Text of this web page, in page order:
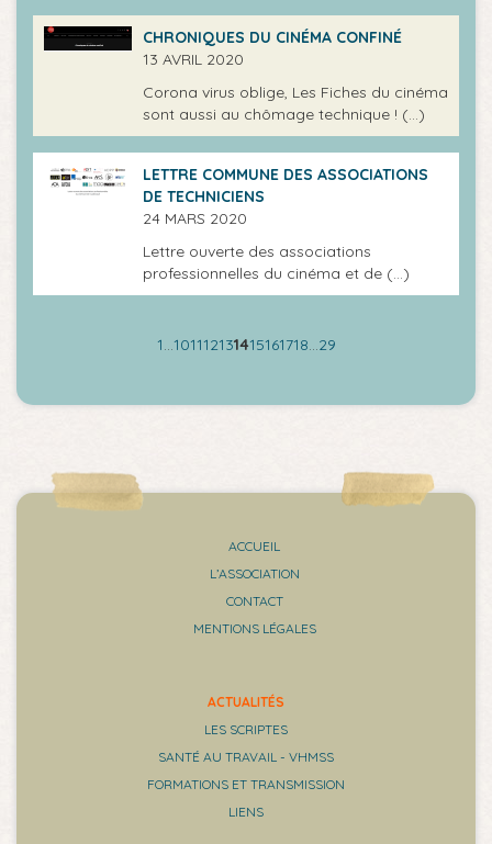
CHRONIQUES DU CINÉMA CONFINÉ
13 AVRIL 2020
Corona virus oblige, Les Fiches du cinéma
sont aussi au chômage technique ! (…)
LETTRE COMMUNE DES ASSOCIATIONS
DE TECHNICIENS
24 MARS 2020
Lettre ouverte des associations
professionnelles du cinéma et de (…)
1 101112131415161718 29
ACCUEIL
L’ASSOCIATION
CONTACT
MENTIONS LÉGALES
ACTUALITÉS
LES SCRIPTES
SANTÉ AU TRAVAIL - VHMSS
FORMATIONS ET TRANSMISSION
LIENS